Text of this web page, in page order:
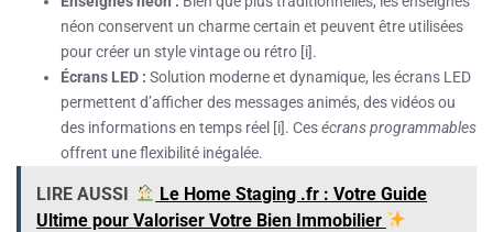
néon conservent un charme certain et peuvent être utilisées
pour créer un style vintage ou rétro [i].
Écrans LED : Solution moderne et dynamique, les écrans LED
permettent d’afficher des messages animés, des vidéos ou
des informations en temps réel [i]. Cesécrans programmables
offrent une flexibilité inégalée.
LIRE AUSSI
Le Home Staging .fr : Votre Guide
Ultime pour Valoriser Votre Bien Immobilier